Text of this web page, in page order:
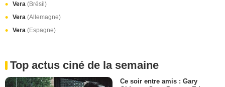
Vera (Brésil)
Vera (Allemagne)
Vera (Espagne)
Top actus ciné de la semaine
Ce soir entre amis : Gary